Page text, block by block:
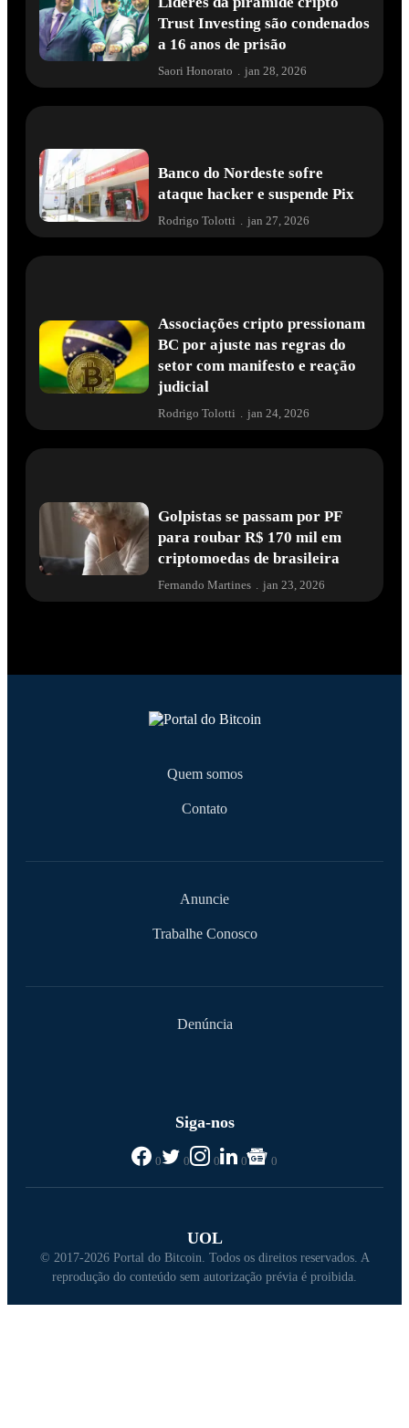
Trust Investing são condenados
a 16 anos de prisão
Saori Honorato jan 28, 2026
Banco do Nordeste sofre
ataque hacker e suspende Pix
Rodrigo Tolotti . jan 27, 2026
Associações cripto pressionam
BC por ajuste nas regras do
setor com manifesto e reação
judicial
Rodrigo Tolotti . jan 24, 2026
Golpistas se passam por PF
para roubar R$ 170 mil em
criptomoedas de brasileira
Fernando Martines jan 23, 2026
Quem somos
Contato
Anuncie
Trabalhe Conosco
Denúncia
Siga-nos
0 0 0 0 0
UOL
© 2017-2026 Portal do Bitcoin. Todos os direitos reservados. A
reprodução do conteúdo sem autorização prévia é proibida.